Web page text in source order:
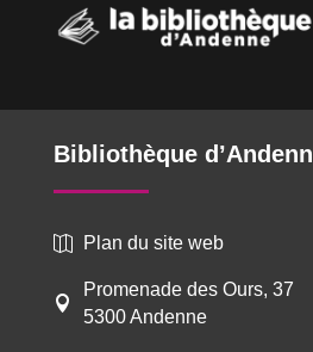
Bibliothèque
 Plan du site web

Promenade des Ours, 37
5300 Andenne